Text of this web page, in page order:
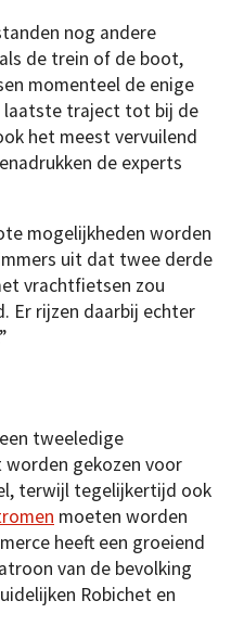
nog andere
de trein of de boot,
momenteel de enige
laatste traject tot bij de
het meest vervuilend
de experts
mogelijkheden worden
uit dat twee derde
vrachtfietsen zou
Er rijzen daarbij echter
tweeledige
gekozen voor
terwijl tegelijkertijd ook
moeten worden
heeft een groeiend
van de bevolking
Robichet en